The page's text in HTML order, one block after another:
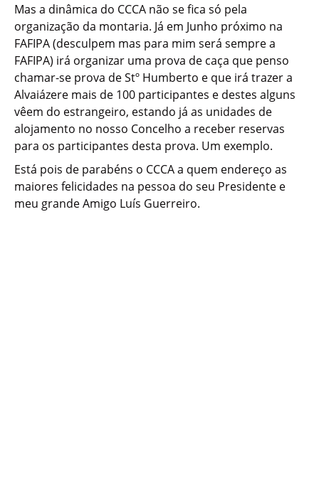
Mas a dinâmica do CCCA não se fica só pela
organização da montaria. Já em Junho próximo na
FAFIPA (desculpem mas para mim será sempre a
FAFIPA) irá organizar uma prova de caça que penso
chamar-se prova de Stº Humberto e que irá trazer a
Alvaiázere mais de 100 participantes e destes alguns
vêem do estrangeiro, estando já as unidades de
alojamento no nosso Concelho a receber reservas
para os participantes desta prova. Um exemplo.
Está pois de parabéns o CCCA a quem endereço as
maiores felicidades na pessoa do seu Presidente e
meu grande Amigo Luís Guerreiro.